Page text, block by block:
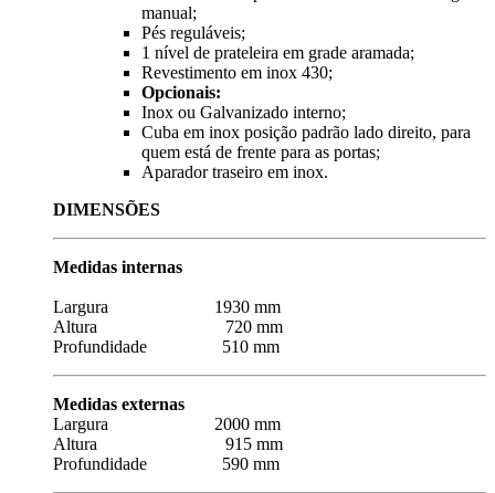
manual;
Pés reguláveis;
1 nível de prateleira em grade aramada;
Revestimento em inox 430;
Opcionais:
Inox ou Galvanizado interno;
Cuba em inox posição padrão lado direito, para
quem está de frente para as portas;
Aparador traseiro em inox.
DIMENSÕES
Medidas internas
Largura 1930 mm
Altura 720 mm
Profundidade 510 mm
Medidas externas
Largura 2000 mm
Altura 915 mm
Profundidade 590 mm